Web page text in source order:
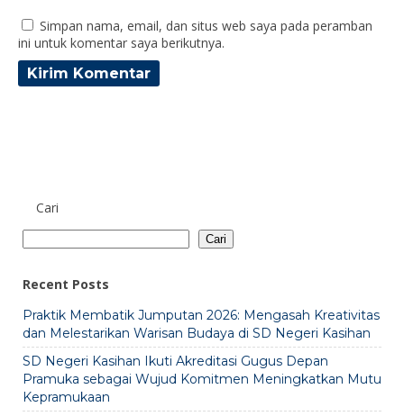
Simpan nama, email, dan situs web saya pada peramban
ini untuk komentar saya berikutnya.
Cari
Cari
Recent Posts
Praktik Membatik Jumputan 2026: Mengasah Kreativitas
dan Melestarikan Warisan Budaya di SD Negeri Kasihan
SD Negeri Kasihan Ikuti Akreditasi Gugus Depan
Pramuka sebagai Wujud Komitmen Meningkatkan Mutu
Kepramukaan